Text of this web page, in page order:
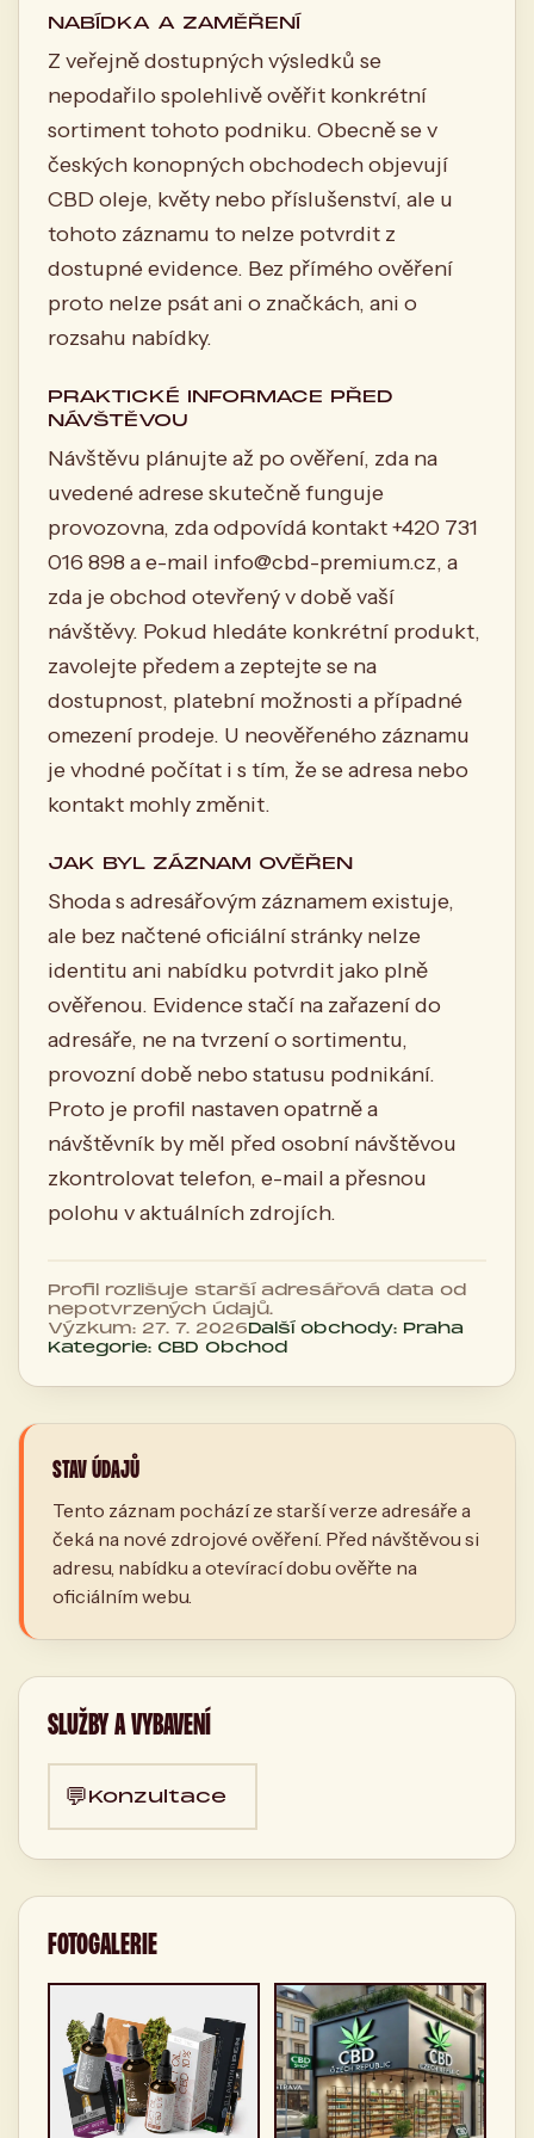
NABÍDKA A ZAMĚŘENÍ
Z veřejně dostupných výsledků se
nepodařilo spolehlivě ověřit konkrétní
sortiment tohoto podniku. Obecně se v
českých konopných obchodech objevují
CBD oleje, květy nebo příslušenství, ale u
tohoto záznamu to nelze potvrdit z
dostupné evidence. Bez přímého ověření
proto nelze psát ani o značkách, ani o
rozsahu nabídky.
PRAKTICKÉ INFORMACE PŘED
NÁVŠTĚVOU
Návštěvu plánujte až po ověření, zda na
uvedené adrese skutečně funguje
provozovna, zda odpovídá kontakt +420 731
016 898 a e-mail info@cbd-premium.cz, a
zda je obchod otevřený v době vaší
návštěvy. Pokud hledáte konkrétní produkt,
zavolejte předem a zeptejte se na
dostupnost, platební možnosti a případné
omezení prodeje. U neověřeného záznamu
je vhodné počítat i s tím, že se adresa nebo
kontakt mohly změnit.
JAK BYL ZÁZNAM OVĚŘEN
Shoda s adresářovým záznamem existuje,
ale bez načtené oficiální stránky nelze
identitu ani nabídku potvrdit jako plně
ověřenou. Evidence stačí na zařazení do
adresáře, ne na tvrzení o sortimentu,
provozní době nebo statusu podnikání.
Proto je profil nastaven opatrně a
návštěvník by měl před osobní návštěvou
zkontrolovat telefon, e-mail a přesnou
polohu v aktuálních zdrojích.
Profil rozlišuje starší adresářová data od
nepotvrzených údajů.
Výzkum: 27. 7. 2026Další obchody: Praha
Kategorie: CBD Obchod
STAV ÚDAJŮ
Tento záznam pochází ze starší verze adresáře a
čeká na nové zdrojové ověření. Před návštěvou si
adresu, nabídku a otevírací dobu ověřte na
oficiálním webu.
SLUŽBY A VYBAVENÍ
💬Konzultace
FOTOGALERIE